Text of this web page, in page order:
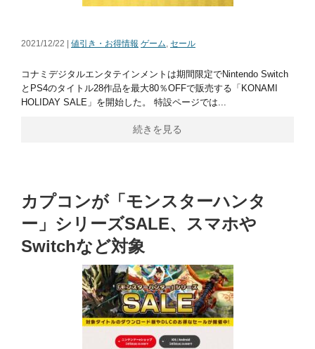
2021/12/22 | 値引き・お得情報 ゲーム, セール
コナミデジタルエンタテインメントは期間限定でNintendo Switch
とPS4のタイトル28作品を最大80％OFFで販売する「KONAMI
HOLIDAY SALE」を開始した。 特設ページでは...
続きを見る
カプコンが「モンスターハンタ
ー」シリーズSALE、スマホや
Switchなど対象